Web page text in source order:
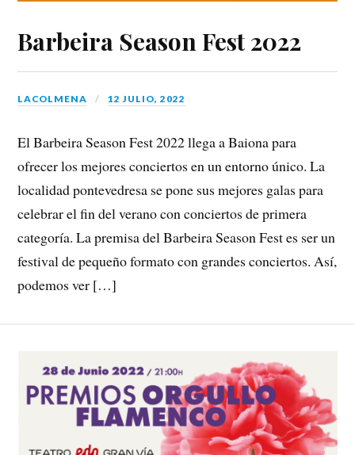
Barbeira Season Fest 2022
LACOLMENA 12 JULIO, 2022
El Barbeira Season Fest 2022 llega a Baiona para
ofrecer los mejores conciertos en un entorno único. La
localidad pontevedresa se pone sus mejores galas para
celebrar el fin del verano con conciertos de primera
categoría. La premisa del Barbeira Season Fest es ser un
festival de pequeño formato con grandes conciertos. Así,
podemos ver […]